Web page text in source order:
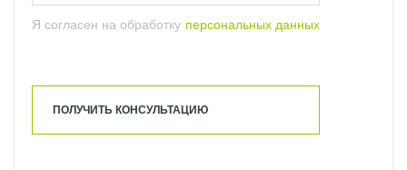
Я согласен на обработку персональных данных
ПОЛУЧИТЬ КОНСУЛЬТАЦИЮ